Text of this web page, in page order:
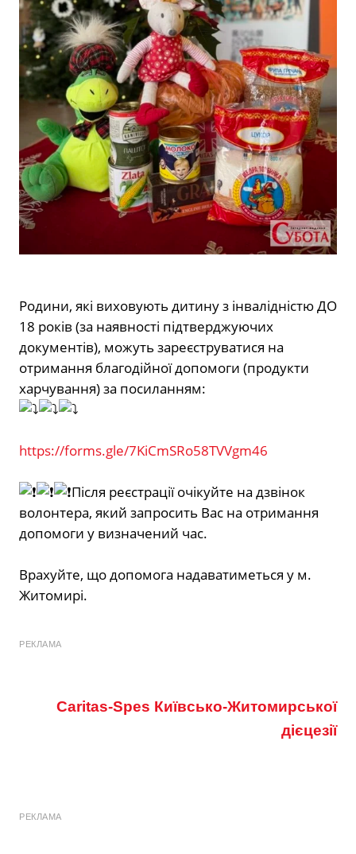
Родини, які виховують дитину з інвалідністю ДО
18 років (за наявності підтверджуючих
документів), можуть зареєструватися на
отримання благодійної допомоги (продукти
харчування) за посиланням:
https://forms.gle/7KiCmSRo58TVVgm46
Після реєстрації очікуйте на дзвінок
волонтера, який запросить Вас на отримання
допомоги у визначений час.
Врахуйте, що допомога надаватиметься у м.
Житомирі.
РЕКЛАМА
Caritas-Spes Київсько-Житомирської
дієцезії
РЕКЛАМА